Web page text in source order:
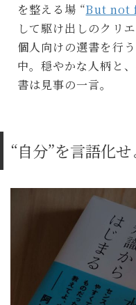
を整える場 “But not
して駆け出しのクリ
個人向けの選書を行
中。穏やかな人柄と
書は見事の一言。
“自分”を言語化せ